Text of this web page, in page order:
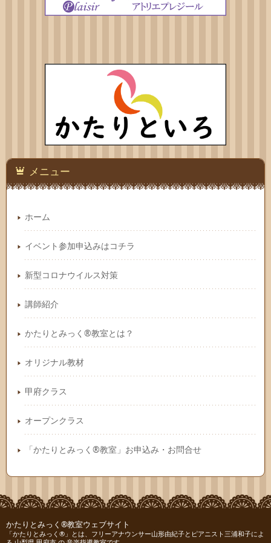
メニュー
ホーム
イベント参加申込みはコチラ
新型コロナウイルス対策
講師紹介
かたりとみっく®教室とは？
オリジナル教材
甲府クラス
オープンクラス
「かたりとみっく®教室」お申込み・お問合せ
かたりとみっく®教室ウェブサイト
「かたりとみっく®」とは、フリーアナウンサー山形由紀子とピアニスト三浦和子によ